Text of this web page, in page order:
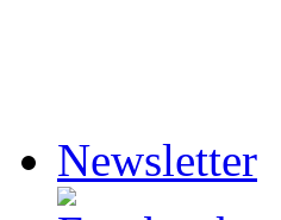
Newsletter